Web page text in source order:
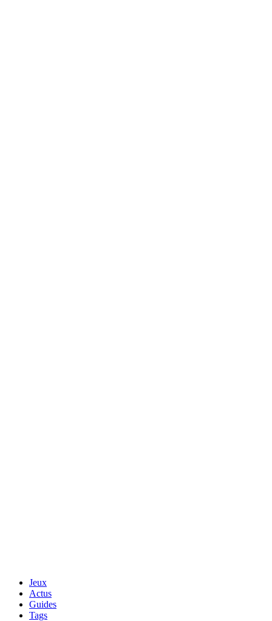
Jeux
Actus
Guides
Tags